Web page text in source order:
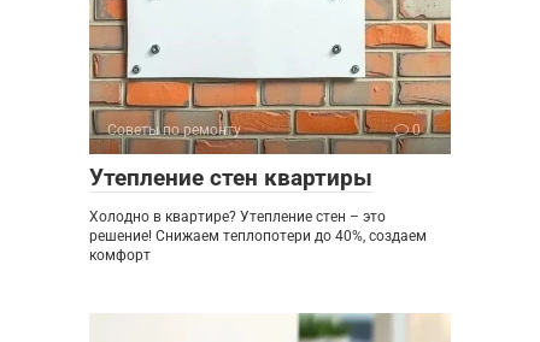
Советы по ремонту 0
Утепление стен квартиры
Холодно в квартире? Утепление стен – это
решение! Снижаем теплопотери до 40%, создаем
комфорт